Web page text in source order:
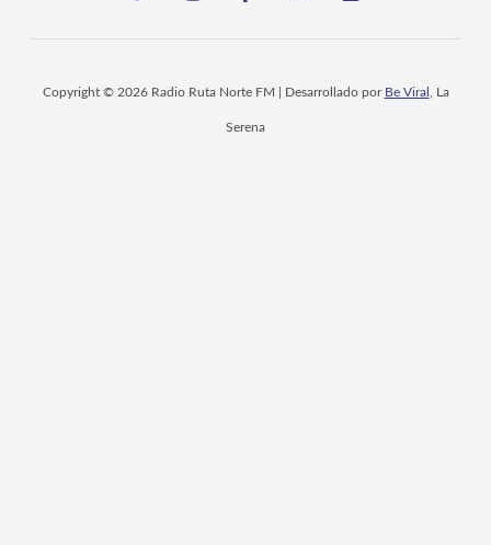
Copyright © 2026 Radio Ruta Norte FM | Desarrollado por Be Viral , La
Serena